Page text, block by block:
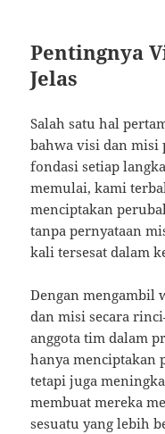
Pentingnya
Jelas
Salah satu hal
bahwa visi dan misi
fondasi setiap
memulai, kami
menciptakan
tanpa pernyataan
kali tersesat dalam
Dengan
dan misi secara
anggota tim dalam
hanya menciptakan
tetapi juga
membuat mereka
sesuatu yang lebih